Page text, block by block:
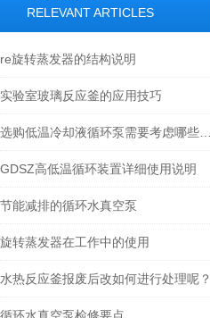
RELEVANT ARTICLES
re旋转蒸发器的结构说明
实验室玻璃反应釜的应用技巧
GDSZ高低温循环装置详细使用说明
节能减排的循环水真空泵
旋转蒸发器在工作中的使用
水热反应釜报废后改如何进行处理呢？